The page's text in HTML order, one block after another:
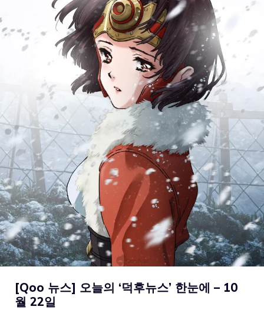
[Qoo 뉴스] 오늘의 ‘덕후뉴스’ 한눈에 – 10
월 22일